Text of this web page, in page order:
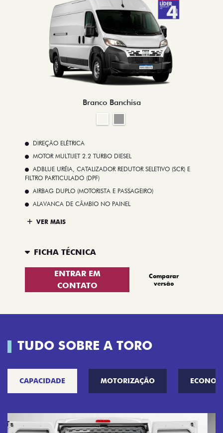
Branco Banchisa
DIREÇÃO ELÉTRICA
MOTOR MULTIJET 2.2 TURBO DIESEL
ADBLUE URÉIA, CATALIZADOR REDUTOR SELETIVO (SCR) E
FILTRO PARTICULADO (DPF)
AIRBAG DUPLO (MOTORISTA E PASSAGEIRO)
ALAVANCA DE CÂMBIO NO PAINEL
VER MAIS
FICHA TÉCNICA
ENTRAR EM
CONTATO
Comparar
versão
TUDO SOBRE A TORO
CAPACIDADE MOTORIZAÇÃO